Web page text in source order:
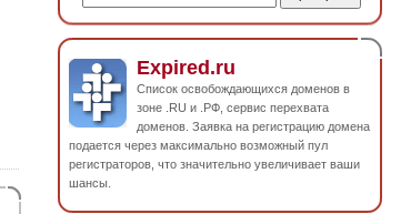
Expired.ru
Список освобождающихся доменов в
зоне .RU и .РФ, сервис перехвата
доменов. Заявка на регистрацию домена
подается через максимально возможный пул
регистраторов, что значительно увеличивает ваши
шансы.